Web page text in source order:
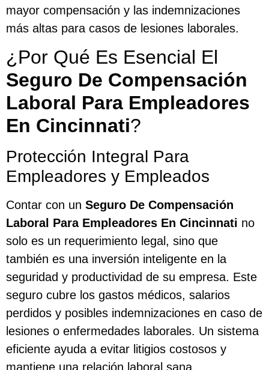
mayor compensación y las indemnizaciones
más altas para casos de lesiones laborales.
¿Por Qué Es Esencial El
Seguro De Compensación
Laboral Para Empleadores
En Cincinnati?
Protección Integral Para
Empleadores y Empleados
Contar con un Seguro De Compensación
Laboral Para Empleadores En Cincinnati no
solo es un requerimiento legal, sino que
también es una inversión inteligente en la
seguridad y productividad de su empresa. Este
seguro cubre los gastos médicos, salarios
perdidos y posibles indemnizaciones en caso de
lesiones o enfermedades laborales. Un sistema
eficiente ayuda a evitar litigios costosos y
mantiene una relación laboral sana.